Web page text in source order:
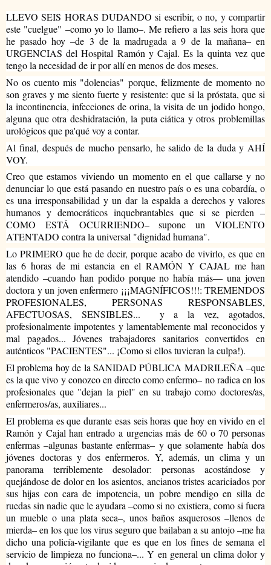
LLEVO SEIS HORAS DUDANDO si escribir, o no, y compartir
este "cuelgue" –como yo lo llamo–. Me refiero a las seis hora que
he pasado hoy –de 3 de la madrugada a 9 de la mañana– en
URGENCIAS del Hospital Ramón y Cajal. Es la quinta vez que
tengo la necesidad de ir por allí en menos de dos meses.
No os cuento mis "dolencias" porque, felizmente de momento no
son graves y me siento fuerte y resistente: que si la próstata, que si
la incontinencia, infecciones de orina, la visita de un jodido hongo,
alguna que otra deshidratación, la puta ciática y otros problemillas
urológicos que pa'qué voy a contar.
Al final, después de mucho pensarlo, he salido de la duda y AHÍ
VOY.
Creo que estamos viviendo un momento en el que callarse y no
denunciar lo que está pasando en nuestro país o es una cobardía, o
es una irresponsabilidad y un dar la espalda a derechos y valores
humanos y democráticos inquebrantables que si se pierden –
COMO ESTÁ OCURRIENDO– supone un VIOLENTO
ATENTADO contra la universal "dignidad humana".
Lo PRIMERO que he de decir, porque acabo de vivirlo, es que en
las 6 horas de mi estancia en el RAMÓN Y CAJAL me han
atendido –cuando han podido porque no había más— una joven
doctora y un joven enfermero ¡¡¡MAGNÍFICOS!!!: TREMENDOS
PROFESIONALES, PERSONAS RESPONSABLES,
AFECTUOSAS, SENSIBLES...  y a la vez, agotados,
profesionalmente impotentes y lamentablemente mal reconocidos y
mal pagados... Jóvenes trabajadores sanitarios convertidos en
auténticos "PACIENTES"... ¡Como si ellos tuvieran la culpa!).
El problema hoy de la SANIDAD PÚBLICA MADRILEÑA –que
es la que vivo y conozco en directo como enfermo– no radica en los
profesionales que "dejan la piel" en su trabajo como doctores/as,
enfermeros/as, auxiliares...
El problema es que durante esas seis horas que hoy en vivido en el
Ramón y Cajal han entrado a urgencias más de 60 o 70 personas
enfermas –algunas bastante enfermas– y que solamente había dos
jóvenes doctoras y dos enfermeros. Y, además, un clima y un
panorama terriblemente desolador: personas acostándose y
quejándose de dolor en los asientos, ancianos tristes acariciados por
sus hijas con cara de impotencia, un pobre mendigo en silla de
ruedas sin nadie que le ayudara –como si no existiera, como si fuera
un mueble o una plata seca–, unos baños asquerosos –llenos de
mierda– en los que los virus seguro que bailaban a su antojo –me ha
dicho una policía-vigilante que es que en los fines de semana el
servicio de limpieza no funciona–... Y en general un clima dolor y